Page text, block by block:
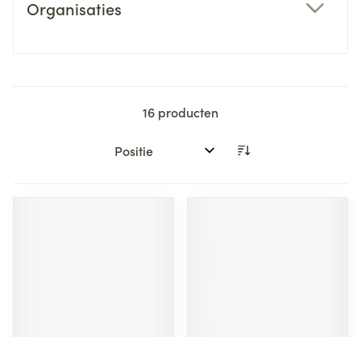
Organisaties
16 producten
Sorteer op: